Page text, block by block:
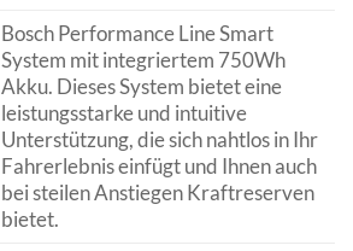
Bosch Performance Line Smart
System mit integriertem 750Wh
Akku. Dieses System bietet eine
leistungsstarke und intuitive
Unterstützung, die sich nahtlos in Ihr
Fahrerlebnis einfügt und Ihnen auch
bei steilen Anstiegen Kraftreserven
bietet.